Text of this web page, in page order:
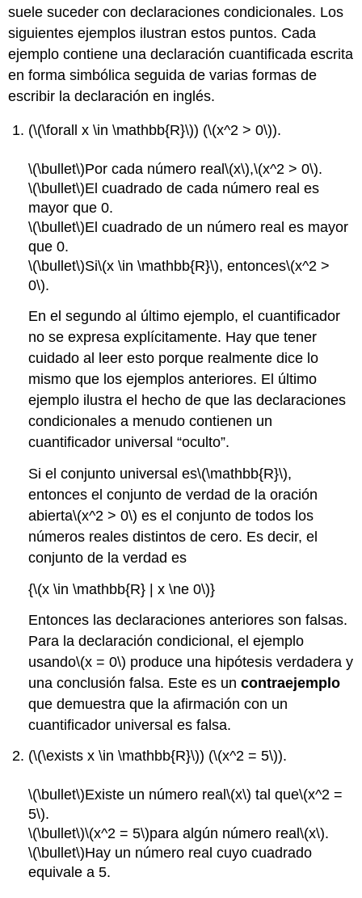
suele suceder con declaraciones condicionales. Los
siguientes ejemplos ilustran estos puntos. Cada
ejemplo contiene una declaración cuantificada escrita
en forma simbólica seguida de varias formas de
escribir la declaración en inglés.
(\(\forall x \in \mathbb{R}\)) (\(x^2 > 0\)).
\(\bullet\)Por cada número real\(x\),\(x^2 > 0\).
\(\bullet\)El cuadrado de cada número real es
mayor que 0.
\(\bullet\)El cuadrado de un número real es mayor
que 0.
\(\bullet\)Si\(x \in \mathbb{R}\), entonces\(x^2 >
0\).
En el segundo al último ejemplo, el cuantificador
no se expresa explícitamente. Hay que tener
cuidado al leer esto porque realmente dice lo
mismo que los ejemplos anteriores. El último
ejemplo ilustra el hecho de que las declaraciones
condicionales a menudo contienen un
cuantificador universal “oculto”.
Si el conjunto universal es\(\mathbb{R}\),
entonces el conjunto de verdad de la oración
abierta\(x^2 > 0\) es el conjunto de todos los
números reales distintos de cero. Es decir, el
conjunto de la verdad es
{\(x \in \mathbb{R} | x \ne 0\)}
Entonces las declaraciones anteriores son falsas.
Para la declaración condicional, el ejemplo
usando\(x = 0\) produce una hipótesis verdadera y
una conclusión falsa. Este es uncontraejemplo
que demuestra que la afirmación con un
cuantificador universal es falsa.
(\(\exists x \in \mathbb{R}\)) (\(x^2 = 5\)).
\(\bullet\)Existe un número real\(x\) tal que\(x^2 =
5\).
\(\bullet\)\(x^2 = 5\)para algún número real\(x\).
\(\bullet\)Hay un número real cuyo cuadrado
equivale a 5.